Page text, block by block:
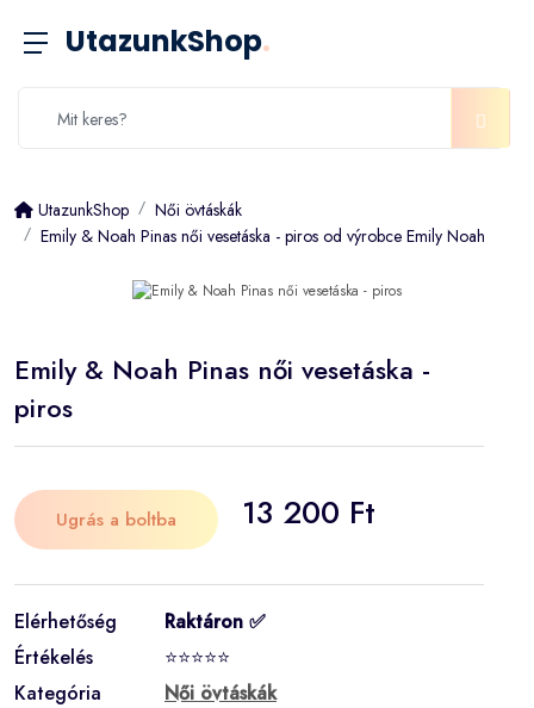
UtazunkShop.
UtazunkShop
Női övtáskák
Emily & Noah Pinas női vesetáska - piros od výrobce Emily Noah
Emily & Noah Pinas női vesetáska -
piros
Ugrás a boltba 13 200 Ft
Elérhetőség
Raktáron ✅
Értékelés
⭐⭐⭐⭐⭐
Kategória
Női övtáskák